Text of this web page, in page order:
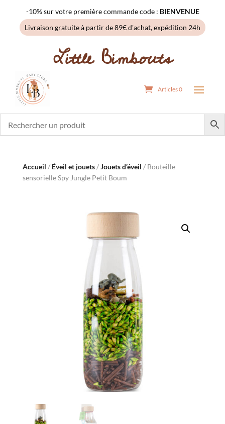
-10% sur votre première commande code : BIENVENUE
Livraison gratuite à partir de 89€ d'achat, expédition 24h
Little Bimbouts
Articles 0
Accueil / Éveil et jouets/Jouets d’éveil / Bouteille
sensorielle Spy Jungle Petit Boum